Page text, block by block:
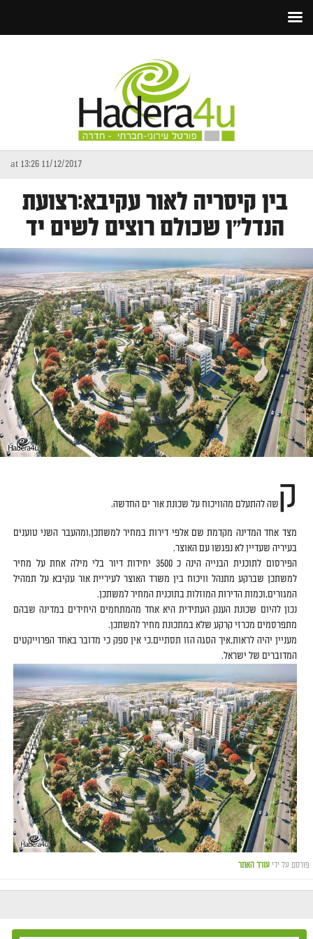
11/12/2017 at 13:26
בין קיסריה לאור עקיבא:רצועת
הנדל״ן שכולם רוצים לשים יד
קשה להתעלם מהוויכוח על שכונת אור ים החדשה.
מצד אחד המדינה מקדמת שם אלפי דירות במחיר למשתכן,ומהעבר השני טוענים
בעיריה שעדיין לא נפגשו עם האוצר.
הפירסום לתוכנית הבנייה הינה כ 3500 יחידות דיור בלי מילה אחת על מחיר
למשתכן שברקע מתנהל וויכוח בין משרד האוצר לעיריית אור עקיבא על תמהיל
המגורים,וכמות הדירות המוזלות בתוכנית המחיר למשתכן.
נכון להיום שכונת הענק העתידית היא אחד מהמתחמים היחידים במדינה שבהם
מתפרסמים מכרזי קרקע שלא במתכונת מחיר למשתכן.
מעניין יהיה לראות,איך הסגה הזו תסתיים,כי אין ספק כי מדובר באחד הפרוייקטים
המדוברים של ישראל.
פורסם על ידי עורך האתר